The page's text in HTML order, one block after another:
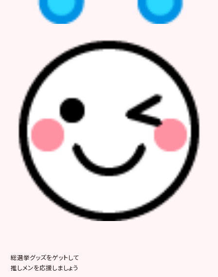
総選挙グッズをゲットして
推しメンを応援しましょう